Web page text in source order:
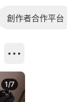
創作者合作平台
1/7